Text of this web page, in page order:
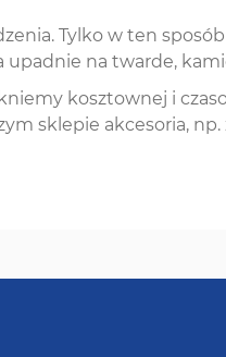
Tylko w ten
na twarde,
kosztownej i
sklepie akcesoria,